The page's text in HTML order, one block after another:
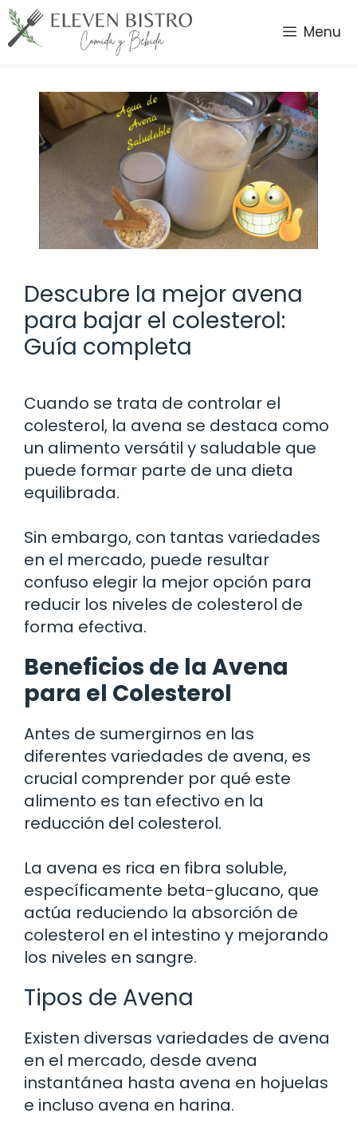
Saltar
al
contenido
Menu
Descubre la mejor avena
para bajar el colesterol:
Guía completa
Cuando se trata de controlar el
colesterol, la avena se destaca como
un alimento versátil y saludable que
puede formar parte de una dieta
equilibrada.
Sin embargo, con tantas variedades
en el mercado, puede resultar
confuso elegir la mejor opción para
reducir los niveles de colesterol de
forma efectiva.
Beneficios de la Avena
para el Colesterol
Antes de sumergirnos en las
diferentes variedades de avena, es
crucial comprender por qué este
alimento es tan efectivo en la
reducción del colesterol.
La avena es rica en fibra soluble,
específicamente beta-glucano, que
actúa reduciendo la absorción de
colesterol en el intestino y mejorando
los niveles en sangre.
Tipos de Avena
Existen diversas variedades de avena
en el mercado, desde avena
instantánea hasta avena en hojuelas
e incluso avena en harina.